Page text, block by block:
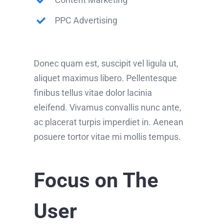
PPC Advertising
Donec quam est, suscipit vel ligula ut,
aliquet maximus libero. Pellentesque
finibus tellus vitae dolor lacinia
eleifend. Vivamus convallis nunc ante,
ac placerat turpis imperdiet in. Aenean
posuere tortor vitae mi mollis tempus.
Focus on The
User